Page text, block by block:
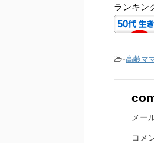
ランキン
-高齢マ
メー
コメ